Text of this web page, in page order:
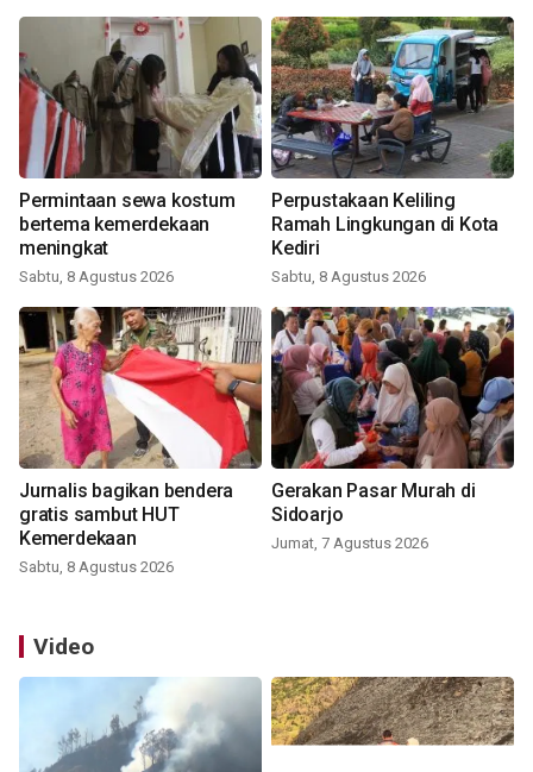
Permintaan sewa kostum
bertema kemerdekaan
meningkat
Sabtu, 8 Agustus 2026
Perpustakaan Keliling
Ramah Lingkungan di Kota
Kediri
Sabtu, 8 Agustus 2026
Jurnalis bagikan bendera
gratis sambut HUT
Kemerdekaan
Sabtu, 8 Agustus 2026
Gerakan Pasar Murah di
Sidoarjo
Jumat, 7 Agustus 2026
Video